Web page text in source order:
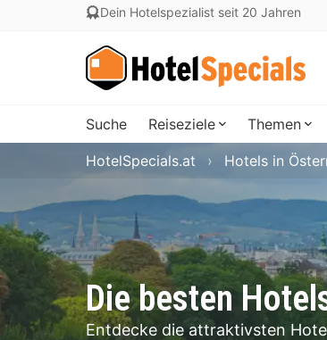
Dein Hotelspezialist seit 20 Jahren
Suche Reiseziele Themen
Die besten
Entdecke die attraktivsten
HotelSpecials.at Hotels in